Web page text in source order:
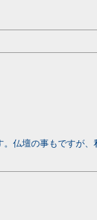
仏壇の事もですが